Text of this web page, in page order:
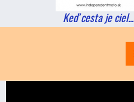
Keď cesta je ciel...